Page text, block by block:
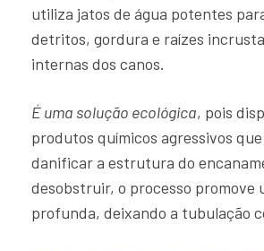
utiliza jatos de água potentes
detritos, gordura e raízes
internas dos canos.
É uma solução ecológica, pois
produtos químicos agressivos
danificar a estrutura do
desobstruir, o processo promove
profunda, deixando a tubulação